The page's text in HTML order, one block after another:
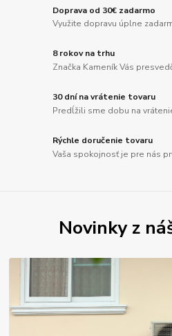
Doprava od 30€ zadarmo
Využite dopravu úplne
8 rokov na trhu
Značka Kameník Vás
30 dní na vrátenie tovaru
Predĺžili sme dobu na
Rýchle doručenie tovaru
Vaša spokojnosť je pre nás
Novinky z